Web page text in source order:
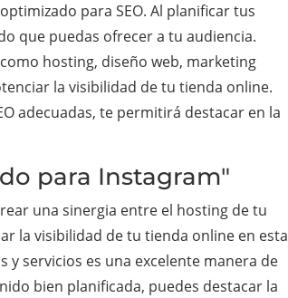
para SEO. Al planificar tus
que puedas ofrecer a tu audiencia.
hosting, diseño web, marketing
la visibilidad de tu tienda online.
adecuadas, te permitirá destacar en la
para Instagram"
una sinergia entre el hosting de tu
la visibilidad de tu tienda online en esta
servicios es una excelente manera de
bien planificada, puedes destacar la